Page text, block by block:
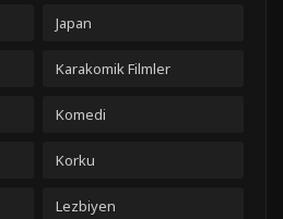
Japan
Karakomik Filmler
Komedi
Korku
Lezbiyen